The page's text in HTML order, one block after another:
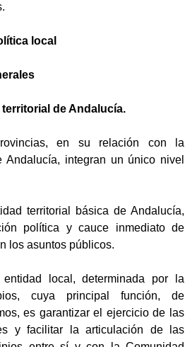
local
de Andalucía.
en su relación con la
Andalucía, integran un único nivel
territorial básica de Andalucía,
política y cauce inmediato de
los asuntos públicos.
local, determinada por la
cuya principal función, de
es garantizar el ejercicio de las
y facilitar la articulación de las